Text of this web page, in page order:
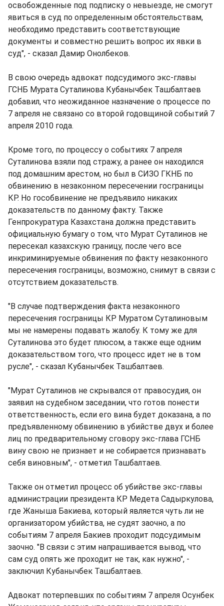
освобожденные под подписку о невыезде, не смогут
явиться в суд по определенным обстоятельствам,
необходимо представить соответствующие
документы и совместно решить вопрос их явки в
суд", - сказал Дамир Онолбеков.
В свою очередь адвокат подсудимого экс-главы
ГСНБ Мурата Суталинова Кубанычбек Ташбалтаев
добавил, что неожиданное назначение о процессе по
7 апреля не связано со второй годовщиной событий 7
апреля 2010 года.
Кроме того, по процессу о событиях 7 апреля
Суталинова взяли под стражу, а ранее он находился
под домашним арестом, но был в СИЗО ГКНБ по
обвинению в незаконном пересечении госграницы
КР. Но гособвинение не предъявило никаких
доказательств по данному факту. Также
Генпрокуратура Казахстана должна представить
официальную бумагу о том, что Мурат Суталинов не
пересекал казахскую границу, после чего все
инкриминируемые обвинения по факту незаконного
пересечения госграницы, возможно, снимут в связи с
отсутствием доказательств.
"В случае подтверждения факта незаконного
пересечения госграницы КР Муратом Суталиновым
мы не намерены подавать жалобу. К тому же для
Суталинова это будет плюсом, а также еще одним
доказательством того, что процесс идет не в том
русле", - сказал Кубанычбек Ташбалтаев.
"Мурат Суталинов не скрывался от правосудия, он
заявил на судебном заседании, что готов понести
ответственность, если его вина будет доказана, а по
предъявленному обвинению в убийстве двух и более
лиц по предварительному сговору экс-глава ГСНБ
вину свою не признает и не собирается признавать
себя виновным", - отметил Ташбалтаев.
Также он отметил процесс об убийстве экс-главы
администрации президента КР Медета Садыркулова,
где Жаныша Бакиева, который является чуть ли не
организатором убийства, не судят заочно, а по
событиям 7 апреля Бакиев проходит подсудимым
заочно. "В связи с этим напрашивается вывод, что
сам суд опять же проходит не так, как нужно", -
заключил Кубанычбек Ташбалтаев.
Адвокат потерпевших по событиям 7 апреля Осунбек